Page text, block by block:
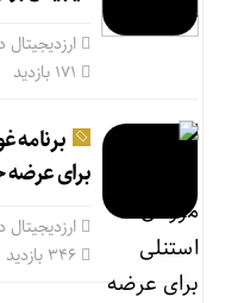
برنامه
برای